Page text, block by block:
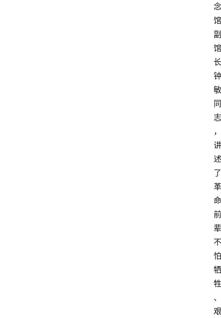
念
馆
副
馆
长
钟
敏
同
志
，
讲
述
了
革
命
前
辈
不
怕
牺
牲
、
艰